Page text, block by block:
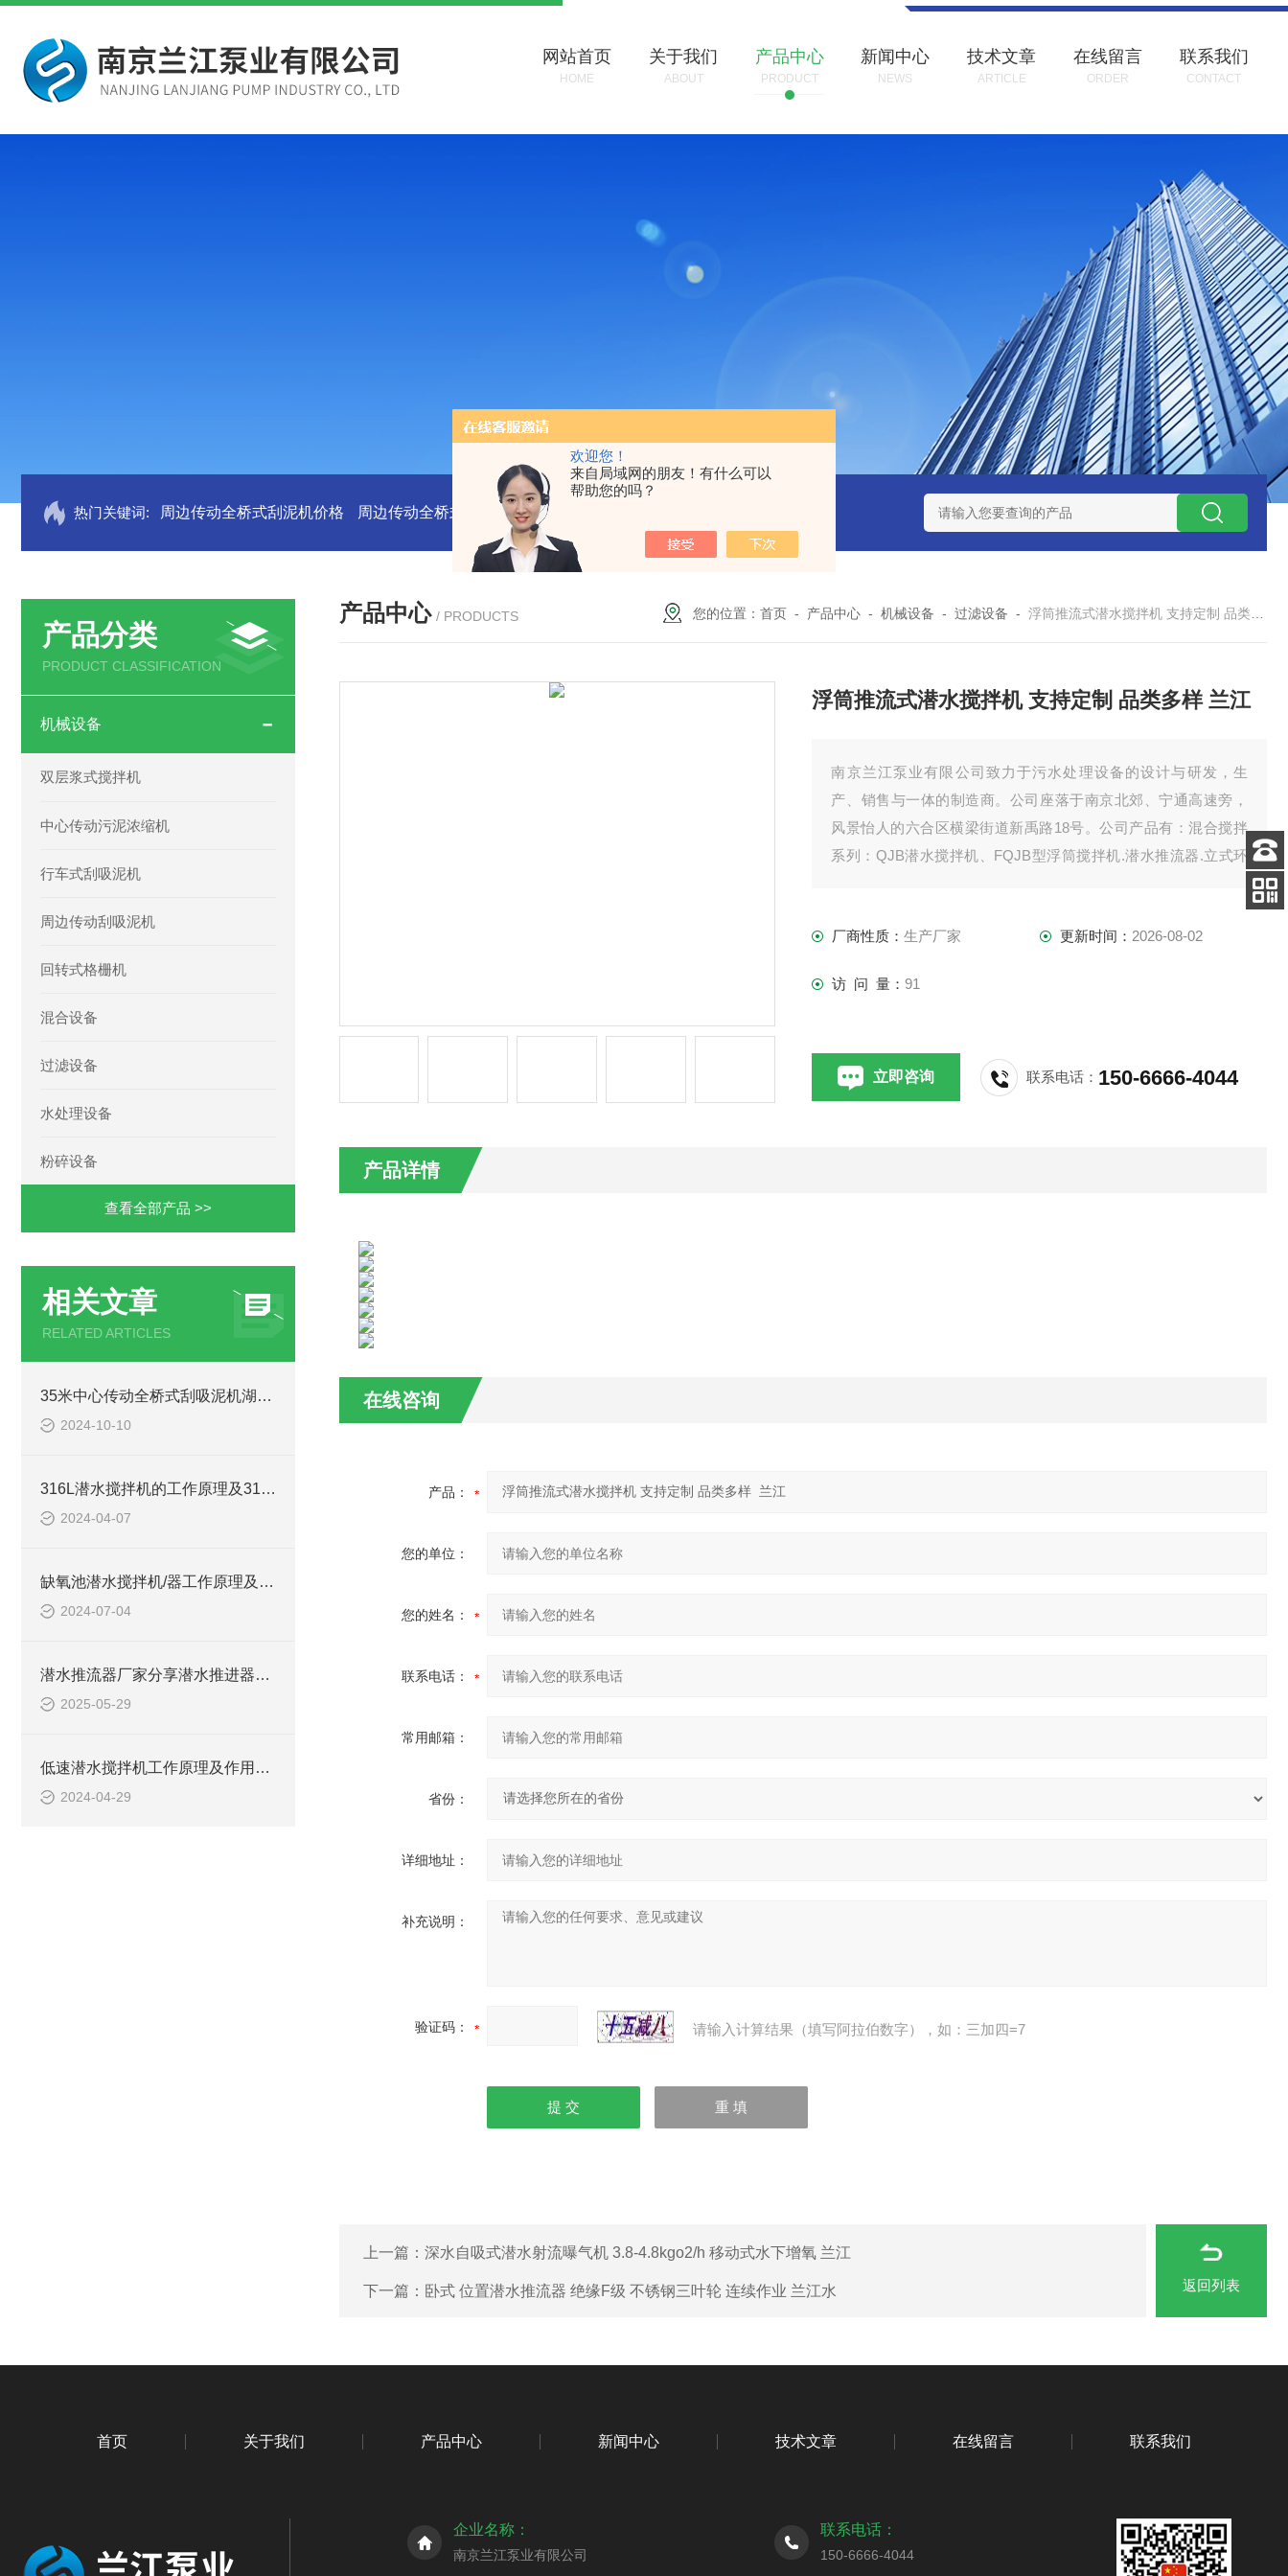
欢迎您！
来自局域网的朋友！有什么可以
帮助您的吗？
网站首页
HOME
关于我们
ABOUT
产品中心
PRODUCT
新闻中心
NEWS
技术文章
ARTICLE
在线留言
ORDER
联系我们
CONTACT
热门关键词: 周边传动全桥式刮泥机价格 周边传动全桥式刮泥机 周边传动半桥式刮泥机安装 周边传动半桥式刮泥机选型 周边传动半桥式刮泥机
产品分类
PRODUCT CLASSIFICATION
机械设备
双层浆式搅拌机
中心传动污泥浓缩机
行车式刮吸泥机
周边传动刮吸泥机
回转式格栅机
混合设备
过滤设备
水处理设备
粉碎设备
查看全部产品 >>
相关文章
RELATED ARTICLES
35米中心传动全桥式刮吸泥机湖北安装现场
2024-10-10
316L潜水搅拌机的工作原理及316L不锈钢潜水推进器CAD安装图、结构图
2024-04-07
缺氧池潜水搅拌机/器工作原理及作用特点、安装图、CAD结构图
2024-07-04
潜水推流器厂家分享潜水推进器选型型号参数表及安装步骤
2025-05-29
低速潜水搅拌机工作原理及作用特点、安装图、CAD结构图
2024-04-29
产品中心 / PRODUCTS 您的位置：首页 - 产品中心 -机械设备 -过滤设备 -浮筒推流式潜水搅拌机 支持定制 品类多样 兰江
浮筒推流式潜水搅拌机 支持定制 品类多样 兰江
南京兰江泵业有限公司致力于污水处理设备的设计与研发，生
产、销售与一体的制造商。公司座落于南京北郊、宁通高速旁，
风景怡人的六合区横梁街道新禹路18号。公司产品有：混合搅拌
系列：QJB潜水搅拌机、FQJB型浮筒搅拌机.潜水推流器.立式环
厂商性质：生产厂家 更新时间： 2026-08-02
访 问 量：91
立即咨询 联系电话： 150-6666-4044
产品详情
在线咨询
产品：
您的单位：
您的姓名：
联系电话：
常用邮箱：
省份：
详细地址：
补充说明：
验证码： 请输入计算结果（填写阿拉伯数字），如：三加四=7
上一篇： 深水自吸式潜水射流曝气机 3.8-4.8kgo2/h 移动式水下增氧 兰江
下一篇： 卧式 位置潜水推流器 绝缘F级 不锈钢三叶轮 连续作业 兰江水 返回列表
首页 关于我们 产品中心 新闻中心 技术文章 在线留言 联系我们
企业名称：
南京兰江泵业有限公司
联系电话：
150-6666-4044
客服
电话